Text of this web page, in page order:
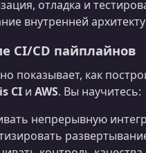
отладка и
внутренней
CI/CD пайплайнов
показывает, как
CI и AWS. Вы научитесь:
непрерывную